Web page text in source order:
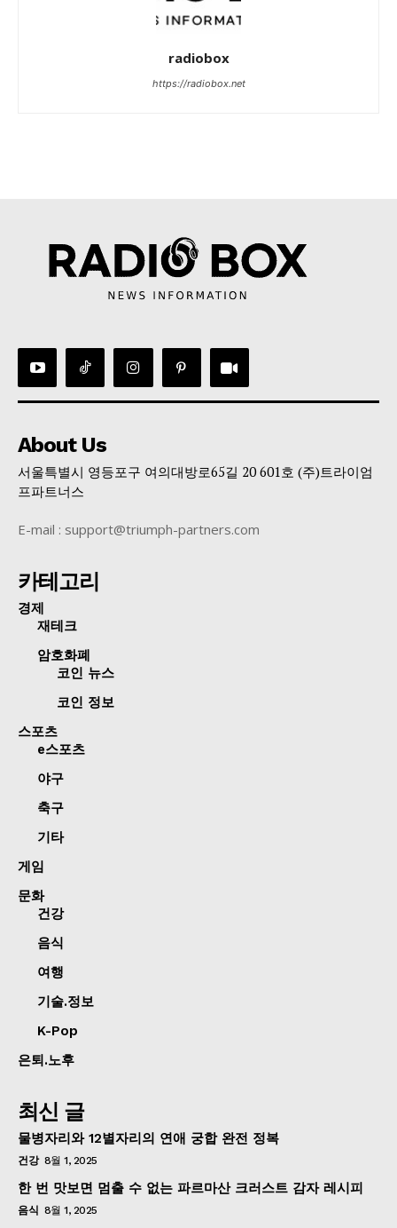
radiobox
https://radiobox.net
About Us
서울특별시 영등포구 여의대방로65길 20 601호 (주)트라이엄
프파트너스
E-mail : support@triumph-partners.com
카테고리
경제
재테크
암호화폐
코인 뉴스
코인 정보
스포츠
e스포츠
야구
축구
기타
게임
문화
건강
음식
여행
기술.정보
K-Pop
은퇴.노후
최신 글
물병자리와 12별자리의 연애 궁합 완전 정복
건강 8월 1, 2025
한 번 맛보면 멈출 수 없는 파르마산 크러스트 감자 레시피
음식 8월 1, 2025